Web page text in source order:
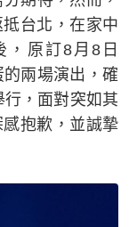
台北，在家中
，原訂8月8日
的兩場演出，確
，面對突如其
抱歉，並誠摯